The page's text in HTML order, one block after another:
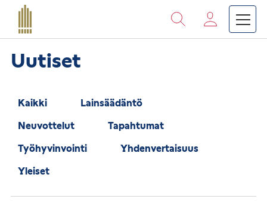
Vieritä
Etusivu
Suomen Kanttori-urkuriliitto ›
Uutiset
Kaikki
Lainsäädäntö
Neuvottelut
Tapahtumat
Työhyvinvointi
Yhdenvertaisuus
Yleiset